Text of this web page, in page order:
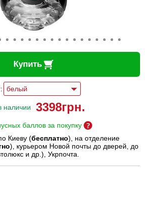
Купить
наличии 3398грн.
баллов за покупку
Киеву (бесплатно), на отделение
), курьером Новой почты до дверей, до
и др.), Укрпочта.